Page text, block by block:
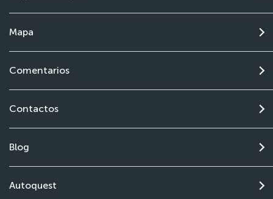
Mapa
Comentarios
Contactos
Blog
Autoquest